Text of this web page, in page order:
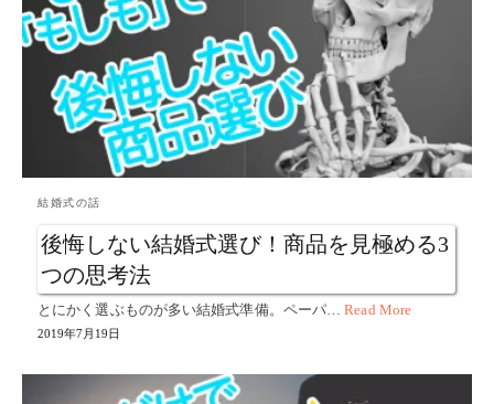
結婚式の話
後悔しない結婚式選び！商品を見極める3
つの思考法
とにかく選ぶものが多い結婚式準備。ペーパ…Read More
2019年7月19日